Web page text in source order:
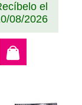
el
08/2026